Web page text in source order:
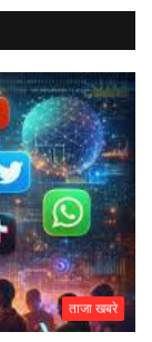
ताजा खबरे